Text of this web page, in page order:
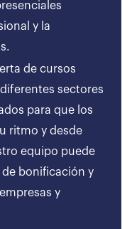
y la
de cursos
sectores
para que los
ritmo y desde
equipo puede
bonificación y
y